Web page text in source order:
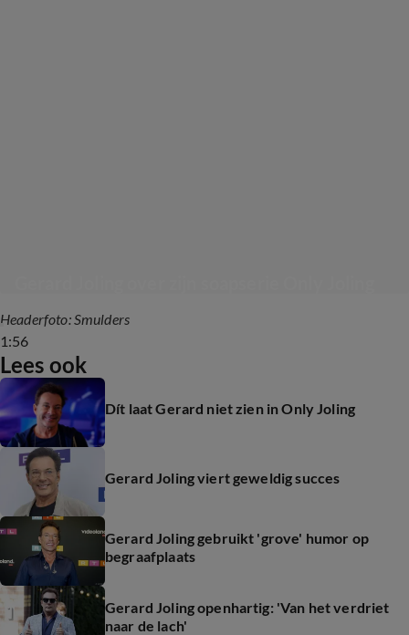
1:56
Headerfoto: Smulders
Lees ook
Dít laat Gerard niet zien in Only Joling
Gerard Joling viert geweldig succes
Gerard Joling gebruikt 'grove' humor op
begraafplaats
Gerard Joling openhartig: 'Van het verdriet
naar de lach'